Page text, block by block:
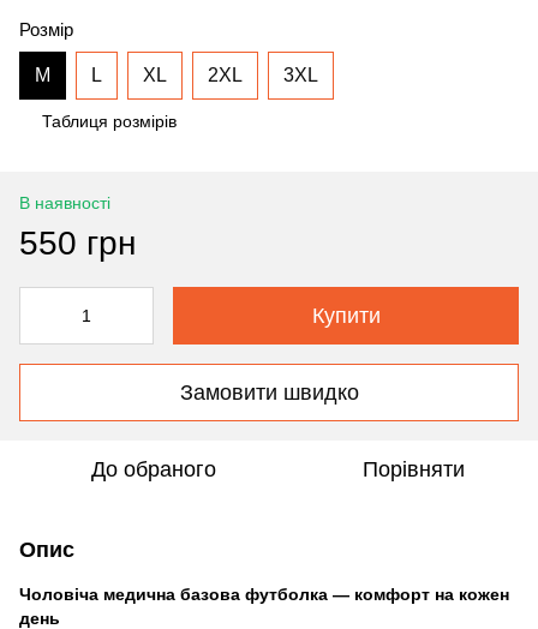
Розмір
M L XL 2XL 3XL
Таблиця розмірів
В наявності
550 грн
Купити
Замовити швидко
До обраного Порівняти
Опис
Чоловіча медична базова футболка — комфорт на кожен
день